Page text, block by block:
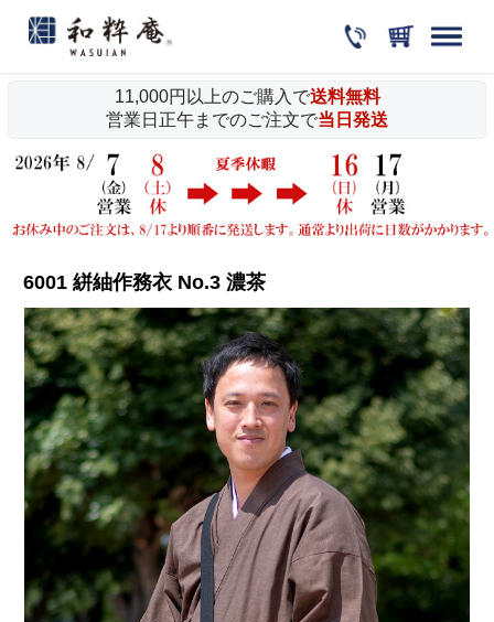
11,000円以上のご購入で送料無料
営業日正午までのご注文で当日発送
6001 絣紬作務衣 No.3 濃茶